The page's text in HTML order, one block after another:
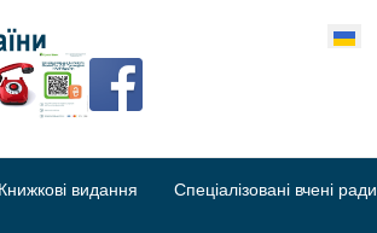
свою мову
Книжкові видання Спеціалізовані вчені ради